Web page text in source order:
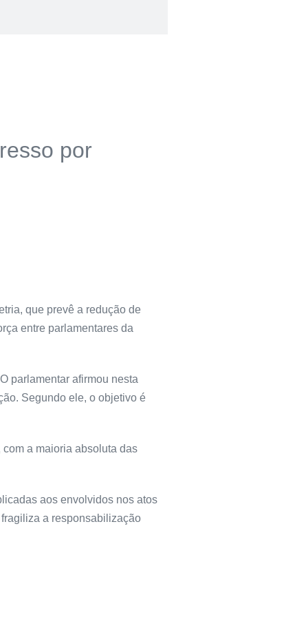
por
que prevê a redução de
entre parlamentares da
parlamentar afirmou nesta
Segundo ele, o objetivo é
a maioria absoluta das
aos envolvidos nos atos
a responsabilização